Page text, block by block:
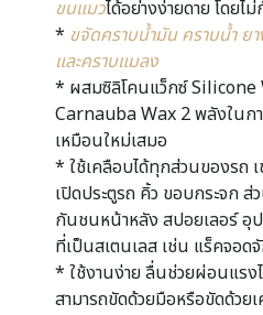
ขนแมวได้อย่างง่ายดาย โดยไ
* ขจัดคราบนํ้ามัน คราบนํ้า ย
และคราบแมลง
* ผสมซิลิโคนแว็กซ์ Silicone
Carnauba Wax 2 พลังในกา
เหมือนใหม่เสมอ
* ใช้เคลือบได้ทุกส่วนของรถ
เปิดประตูรถ คิ้ว ขอบกระจก ส่
กันชนหน้าหลัง สปอยเลอร์ อุ
ที่เป็นสเตนเลส เช่น แร็คจอด
* ใช้งานง่าย ลื่นช่วยผ่อนแร
สามารถขัดด้วยมือหรือขัดด้วย